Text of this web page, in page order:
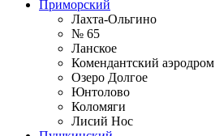
Приморский
Лахта-Ольгино
№ 65
Ланское
Комендантский аэродром
Озеро Долгое
Юнтолово
Коломяги
Лисий Нос